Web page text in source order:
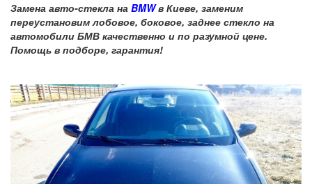
Замена авто-стекла на BMWв Киеве, заменим
переустановим лобовое, боковое, заднее стекло на
автомобили БМВ качественно и по разумной цене.
Помощь в подборе, гарантия!